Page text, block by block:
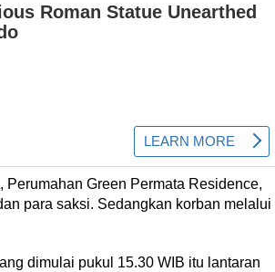
Green Permata Residence,
para saksi. Sedangkan korban melalui
dimulai pukul 15.30 WIB itu lantaran